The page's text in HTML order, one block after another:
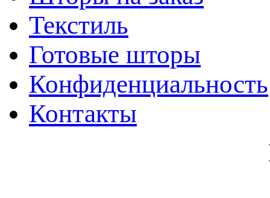
Текстиль
Готовые шторы
Конфиденциальность
Контакты